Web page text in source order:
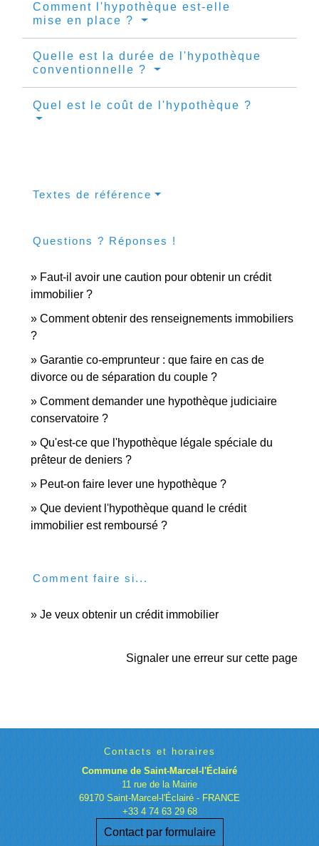
Comment l'hypothèque est-elle
mise en place ?
Quelle est la durée de l'hypothèque
conventionnelle ?
Quel est le coût de l'hypothèque ?
Textes de référence
Questions ? Réponses !
Faut-il avoir une caution pour obtenir un crédit
immobilier ?
Comment obtenir des renseignements immobiliers
?
Garantie co-emprunteur : que faire en cas de
divorce ou de séparation du couple ?
Comment demander une hypothèque judiciaire
conservatoire ?
Qu'est-ce que l'hypothèque légale spéciale du
prêteur de deniers ?
Peut-on faire lever une hypothèque ?
Que devient l'hypothèque quand le crédit
immobilier est remboursé ?
Comment faire si...
Je veux obtenir un crédit immobilier
Signaler une erreur sur cette page
Contacts et horaires
Commune de Saint-Marcel-l'Éclairé
11 rue de la Mairie
69170 Saint-Marcel-l'Éclairé - FRANCE
+33 4 74 63 29 68
Contact par formulaire